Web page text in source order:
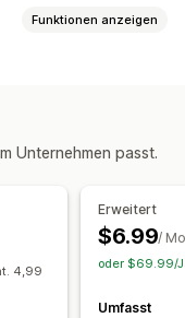
Dashboards
Traffic-Quelle
Funktionen anzeigen
Unternehmen passt.
4,99
Erweitert
$6.99/
oder $69.99/
Umfasst